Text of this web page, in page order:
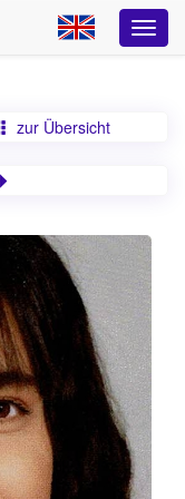
zur Übersicht